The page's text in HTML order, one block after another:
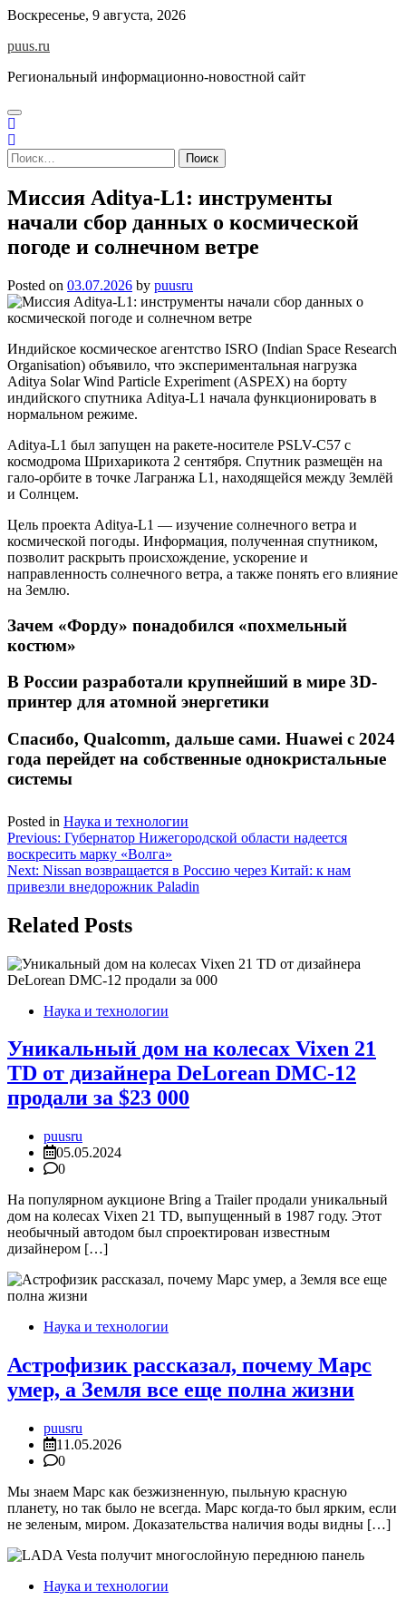
Skip
content
Воскресенье, 9 августа, 2026
puus.ru
Региональный информационно-новостной сайт
Найти:
Миссия Aditya-L1: инструменты
начали сбор данных о космической
погоде и солнечном ветре
Posted on 03.07.2026 by puusru
Индийское космическое агентство ISRO (Indian Space Research
Organisation) объявило, что экспериментальная нагрузка
Aditya Solar Wind Particle Experiment (ASPEX) на борту
индийского спутника Aditya-L1 начала функционировать в
нормальном режиме.
Aditya-L1 был запущен на ракете-носителе PSLV-C57 с
космодрома Шрихарикота 2 сентября. Спутник размещён на
гало-орбите в точке Лагранжа L1, находящейся между Землёй
и Солнцем.
Цель проекта Aditya-L1 — изучение солнечного ветра и
космической погоды. Информация, полученная спутником,
позволит раскрыть происхождение, ускорение и
направленность солнечного ветра, а также понять его влияние
на Землю.
Зачем «Форду» понадобился «похмельный
костюм»
В России разработали крупнейший в мире 3D-
принтер для атомной энергетики
Спасибо, Qualcomm, дальше сами. Huawei с 2024
года перейдет на собственные однокристальные
системы
Posted in Наука и технологии
Навигация
по
записям
Previous: Губернатор Нижегородской области надеется
воскресить марку «Волга»
Next: Nissan возвращается в Россию через Китай: к нам
привезли внедорожник Paladin
Related Posts
Наука и технологии
Уникальный дом на колесах Vixen 21
TD от дизайнера DeLorean DMC-12
продали за $23 000
puusru
05.05.2024
0
На популярном аукционе Bring a Trailer продали уникальный
дом на колесах Vixen 21 TD, выпущенный в 1987 году. Этот
необычный автодом был спроектирован известным
дизайнером […]
Наука и технологии
Астрофизик рассказал, почему Марс
умер, а Земля все еще полна жизни
puusru
11.05.2026
0
Мы знаем Марс как безжизненную, пыльную красную
планету, но так было не всегда. Марс когда-то был ярким, если
не зеленым, миром. Доказательства наличия воды видны […]
Наука и технологии